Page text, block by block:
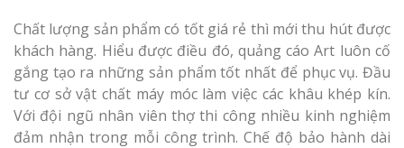
Chất lượng sản phẩm có tốt giá rẻ thì mới thu hút được
khách hàng. Hiểu được điều đó, quảng cáo Art luôn cố
gắng tạo ra những sản phẩm tốt nhất để phục vụ. Đầu
tư cơ sở vật chất máy móc làm việc các khâu khép kín.
Với đội ngũ nhân viên thợ thi công nhiều kinh nghiệm
đảm nhận trong mỗi công trình. Chế độ bảo hành dài